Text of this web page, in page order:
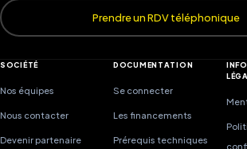
Prendre un RDV téléphonique
SOCIÉTÉ
Nos équipes
Nous contacter
Devenir partenaire
DOCUMENTATION
Se connecter
Les financements
Prérequis techniques